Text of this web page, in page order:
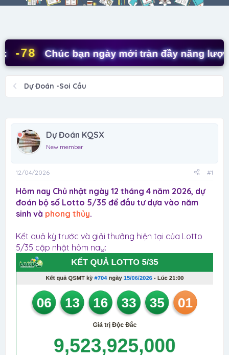
e
s
t
a
r
t
y
i
Chúc bạn ngày mới tràn đầy năng lượng! ✨
Dự Đoán -Soi Cầu
Dự Đoán KQSX
New member
12/04/2026 #1
Hôm nay Chủ nhật ngày 12 tháng 4 năm 2026, dự
đoán bộ số Lotto 5/35 để đầu tư dựa vào năm
sinh và phong thủy.
Kết quả kỳ trước và giải thưởng hiện tại của Lotto
5/35 cập nhật hôm nay: